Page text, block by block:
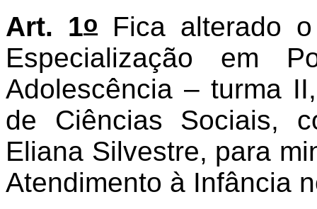
Art. 1oFica alterado o
Especialização em
Adolescência – turma
de Ciências Sociais,
Eliana Silvestre, para
Atendimento à Infância